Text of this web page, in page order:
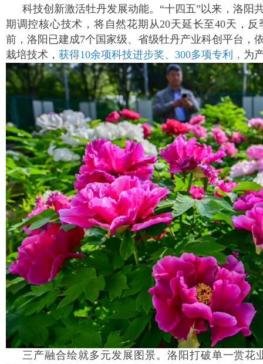
科技创新激活牡丹发展动能。“十四五”以来，洛阳
期调控核心技术，将自然花期从20天延长至40天，
前，洛阳已建成7个国家级、省级牡丹产业科创平台，
栽培技术， 获得10余项科技进步奖、300多项专利， 为
三产融合绘就多元发展图景。洛阳打破单一赏花